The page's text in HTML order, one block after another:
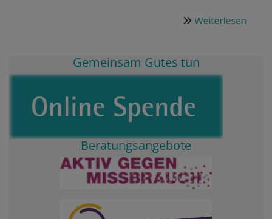
Gemeinsam Gutes tun
Beratungsangebote